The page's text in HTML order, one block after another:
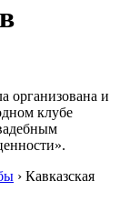
организована и
клубе
› Кавказская